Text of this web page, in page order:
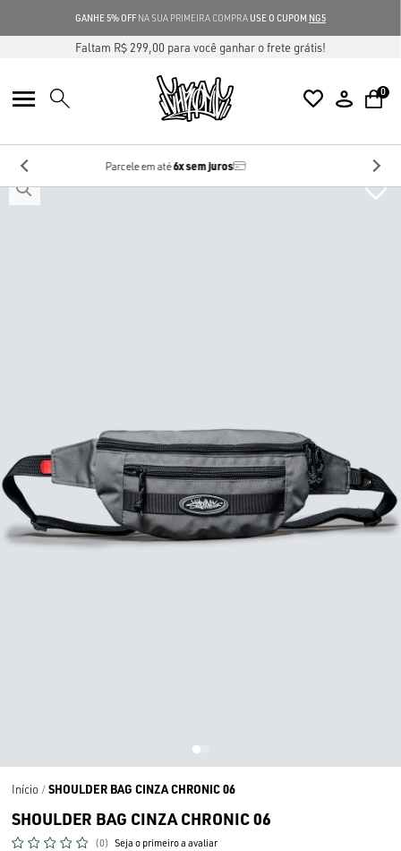
GANHE 5% OFFNA SUA PRIMEIRA COMPRA USE O CUPOM NG5
Faltam R$ 299,00 para você ganhar o frete grátis!
0
Desconto de10%
Início SHOULDER BAG CINZA CHRONIC 06
SHOULDER BAG CINZA CHRONIC 06
(0) Seja o primeiro a avaliar